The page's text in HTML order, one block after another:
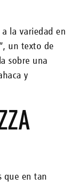
la variedad en
un texto de
sobre una
y
que en tan